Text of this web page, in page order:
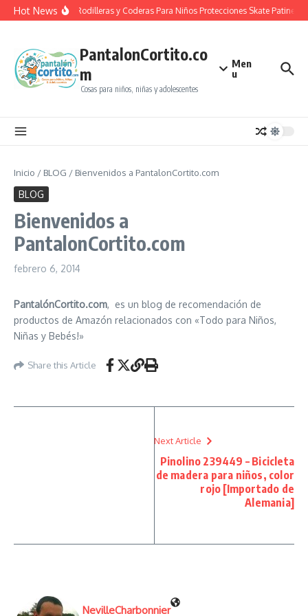
Saltar al contenido
Hot NewsCasco Rodilleras y Coderas Para Niños Protecciones Skate Patines
PantalonCortito.co
m
Cosas para niños, niñas y adolescentes
Men
u
Inicio / BLOG / Bienvenidos a PantalonCortito.com
BLOG
Bienvenidos a
PantalonCortito.com
febrero 6, 2014
PantalónCortito.com, es un blog de recomendación de
productos de Amazón relacionados con «Todo para Niños,
Niñas y Bebés!»
Share this Article
Next Article
Pinolino 239449 – Bicicleta
de madera para niños, color
rojo [Importado de
Alemania]
NevilleCharbonnier